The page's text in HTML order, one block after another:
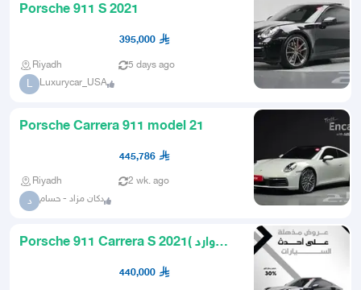
Porsche 911 S 2021
395,000
Riyadh 5 days ago
L Luxurycar_USA
Porsche Carrera 911 model 21
445,786
Riyadh 2 wk. ago
د دكان مزاد - حسام
Porsche 911 Carrera S 2021( وارد
440,000